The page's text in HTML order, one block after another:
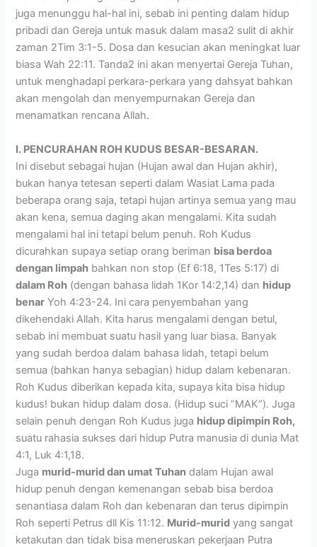
juga menunggu hal-hal ini, sebab ini penting dalam hidup
pribadi dan Gereja untuk masuk dalam masa2 sulit di akhir
zaman 2Tim 3:1-5. Dosa dan kesucian akan meningkat luar
biasa Wah 22:11. Tanda2 ini akan menyertai Gereja Tuhan,
untuk menghadapi perkara-perkara yang dahsyat bahkan
akan mengolah dan menyempurnakan Gereja dan
menamatkan rencana Allah.
I. PENCURAHAN ROH KUDUS BESAR-BESARAN.
Ini disebut sebagai hujan (Hujan awal dan Hujan akhir),
bukan hanya tetesan seperti dalam Wasiat Lama pada
beberapa orang saja, tetapi hujan artinya semua yang mau
akan kena, semua daging akan mengalami. Kita sudah
mengalami hal ini tetapi belum penuh. Roh Kudus
dicurahkan supaya setiap orang beriman bisa berdoa
dengan limpah bahkan non stop (Ef 6:18, 1Tes 5:17) di
dalam Roh (dengan bahasa lidah 1Kor 14:2,14) dan hidup
benar Yoh 4:23-24. Ini cara penyembahan yang
dikehendaki Allah. Kita harus mengalami dengan betul,
sebab ini membuat suatu hasil yang luar biasa. Banyak
yang sudah berdoa dalam bahasa lidah, tetapi belum
semua (bahkan hanya sebagian) hidup dalam kebenaran.
Roh Kudus diberikan kepada kita, supaya kita bisa hidup
kudus! bukan hidup dalam dosa. (Hidup suci “MAK”). Juga
selain penuh dengan Roh Kudus juga hidup dipimpin Roh,
suatu rahasia sukses dari hidup Putra manusia di dunia Mat
4:1, Luk 4:1,18.
Juga murid-murid dan umat Tuhan dalam Hujan awal
hidup penuh dengan kemenangan sebab bisa berdoa
senantiasa dalam Roh dan kebenaran dan terus dipimpin
Roh seperti Petrus dll Kis 11:12. Murid-murid yang sangat
ketakutan dan tidak bisa meneruskan pekerjaan Putra